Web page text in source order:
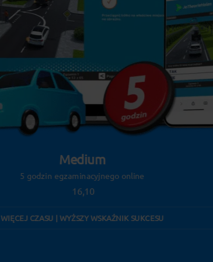
Medium
5 godzin egzaminacyjnego online
16,10
WIĘCEJ CZASU | WYŻSZY WSKAŹNIK SUKCESU